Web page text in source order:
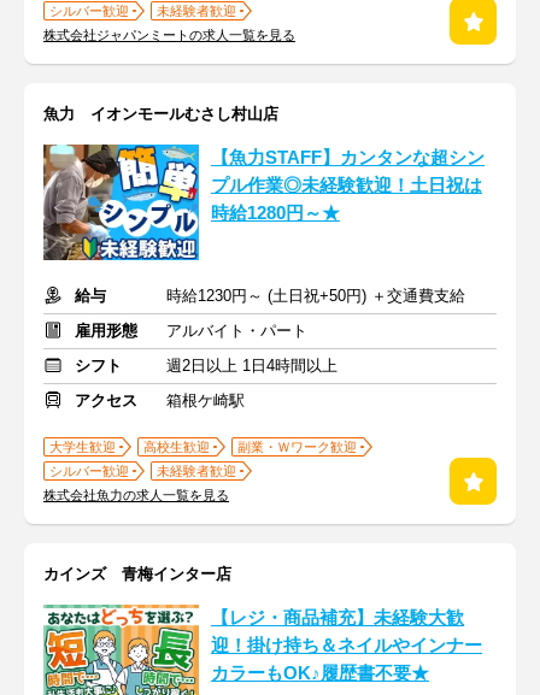
シルバー歓迎
未経験者歓迎
株式会社ジャパンミートの求人一覧を見る
魚力 イオンモールむさし村山店
【魚力STAFF】カンタンな超シン
プル作業◎未経験歓迎！土日祝は
時給1280円～★
給与
時給1230円～ (土日祝+50円) ＋交通費支給
雇用形態
アルバイト・パート
シフト
週2日以上 1日4時間以上
アクセス
箱根ケ崎駅
大学生歓迎 高校生歓迎
副業・Ｗワーク歓迎
シルバー歓迎
未経験者歓迎
株式会社魚力の求人一覧を見る
カインズ 青梅インター店
【レジ・商品補充】未経験大歓
迎！掛け持ち＆ネイルやインナー
カラーもOK♪履歴書不要★